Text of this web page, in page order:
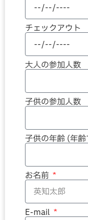
チェックアウト
大人の参加人数
子供の参加人数
子供の年齢 (年
お名前
E-mail